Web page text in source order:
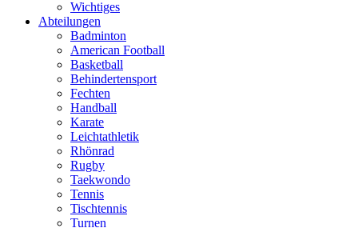
Wichtiges
Abteilungen
Badminton
American Football
Basketball
Behindertensport
Fechten
Handball
Karate
Leichtathletik
Rhönrad
Rugby
Taekwondo
Tennis
Tischtennis
Turnen